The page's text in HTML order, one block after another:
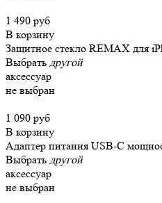
1 490 руб
В корзину
Защитное стекло REMAX для
Выбрать другой
аксессуар
не выбран
1 090 руб
В корзину
Адаптер питания USB-C
Выбрать другой
аксессуар
не выбран